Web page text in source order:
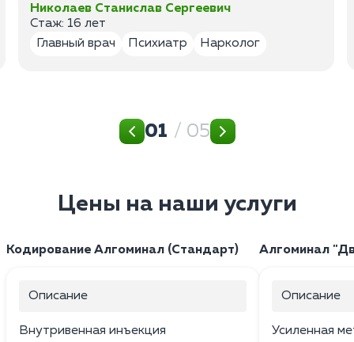
Николаев Станислав Сергеевич
Стаж: 16 лет
Главный врач
Психиатр Нарколог
01 / 05
Цены на наши услуги
Кодирование Алгоминал (Стандарт)
Описание
Внутривенная инъекция
Алгоминал
Описание
Усиленная